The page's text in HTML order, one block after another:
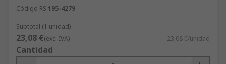
Código RS 195-4279
Subtotal (1 unidad)
23,08 €(exc. IVA) 23,08 €/unidad
Cantidad